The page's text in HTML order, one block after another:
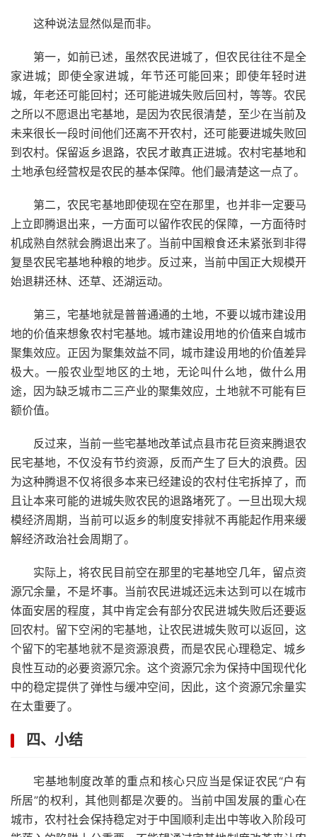
这种说法显然似是而非。
第一，如前已述，虽然农民进城了，但农民往往不是全
家进城；即使全家进城，年节还可能回来；即使年轻时进
城，年老还可能回村；还可能进城失败后回村，等等。农民
之所以不愿退出宅基地，是因为农民很清楚，至少在当前及
未来很长一段时间他们还离不开农村，还可能要进城失败回
到农村。保留返乡退路，农民才敢真正进城。农村宅基地和
土地承包经营权是农民的基本保障。他们最清楚这一点了。
第二，农民宅基地即使现在空在那里，也并非一定要马
上立即腾退出来，一方面可以留作农民的保障，一方面待时
机成熟自然就会腾退出来了。当前中国粮食还未紧张到非得
复垦农民宅基地种粮的地步。反过来，当前中国正大规模开
始退耕还林、还草、还湖运动。
第三，宅基地就是普普通通的土地，不要以城市建设用
地的价值来想象农村宅基地。城市建设用地的价值来自城市
聚集效应。正因为聚集效益不同，城市建设用地的价值差异
极大。一般农业型地区的土地，无论叫什么地，做什么用
途，因为缺乏城市二三产业的聚集效应，土地就不可能有巨
额价值。
反过来，当前一些宅基地改革试点县市花巨资来腾退农
民宅基地，不仅没有节约资源，反而产生了巨大的浪费。因
为这种腾退不仅将很多本来已经建设的农村住宅拆掉了，而
且让本来可能的进城失败农民的退路堵死了。一旦出现大规
模经济周期，当前可以返乡的制度安排就不再能起作用来缓
解经济政治社会周期了。
实际上，将农民目前空在那里的宅基地空几年，留点资
源冗余量，不是坏事。当前农民进城还远未达到可以在城市
体面安居的程度，其中肯定会有部分农民进城失败后还要返
回农村。留下空闲的宅基地，让农民进城失败可以返回，这
个留下的宅基地就不是资源浪费，而是农民心理稳定、城乡
良性互动的必要资源冗余。这个资源冗余为保持中国现代化
中的稳定提供了弹性与缓冲空间，因此，这个资源冗余量实
在太重要了。
四、小结
宅基地制度改革的重点和核心只应当是保证农民“户有
所居”的权利，其他则都是次要的。当前中国发展的重心在
城市，农村社会保持稳定对于中国顺利走出中等收入阶段可